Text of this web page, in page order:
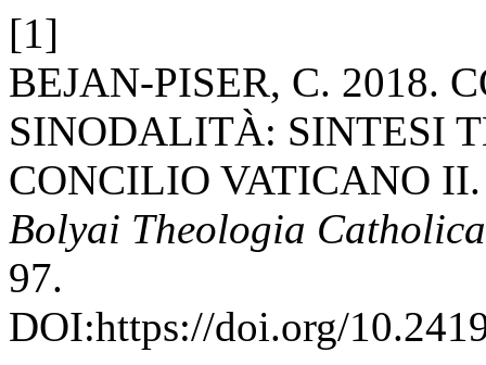
[1]
BEJAN-PISER, C. 2018.
SINODALITÀ: SINTESI
CONCILIO VATICANO
Bolyai Theologia
97.
DOI:https://doi.org/